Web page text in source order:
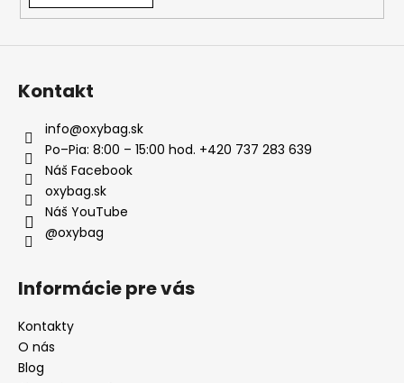
Kontakt
info@oxybag.sk
Po–Pia: 8:00 – 15:00 hod. +420 737 283 639
Náš Facebook
oxybag.sk
Náš YouTube
@oxybag
Informácie pre vás
Kontakty
O nás
Blog